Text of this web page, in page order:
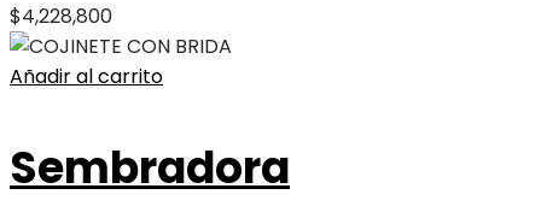
$4,228,800
Añadir al carrito
Sembradora